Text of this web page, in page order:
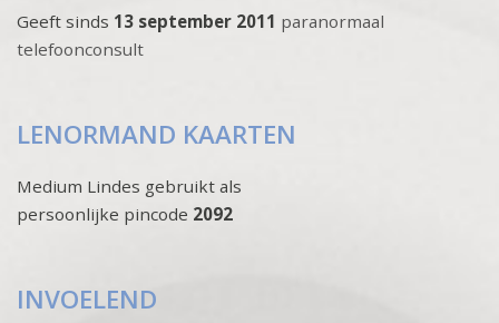
Geeft sinds 13 september 2011 paranormaal
telefoonconsult
LENORMAND KAARTEN
Medium Lindes gebruikt als
persoonlijke pincode 2092
INVOELEND